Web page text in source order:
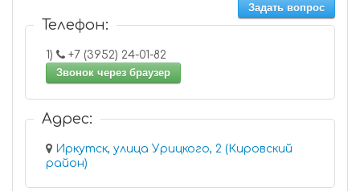
Задать вопрос
Телефон:
1)
+7 (3952) 24-01-82
Звонок через браузер
Адрес:
Иркутск, улица Урицкого, 2 (Кировский
район)